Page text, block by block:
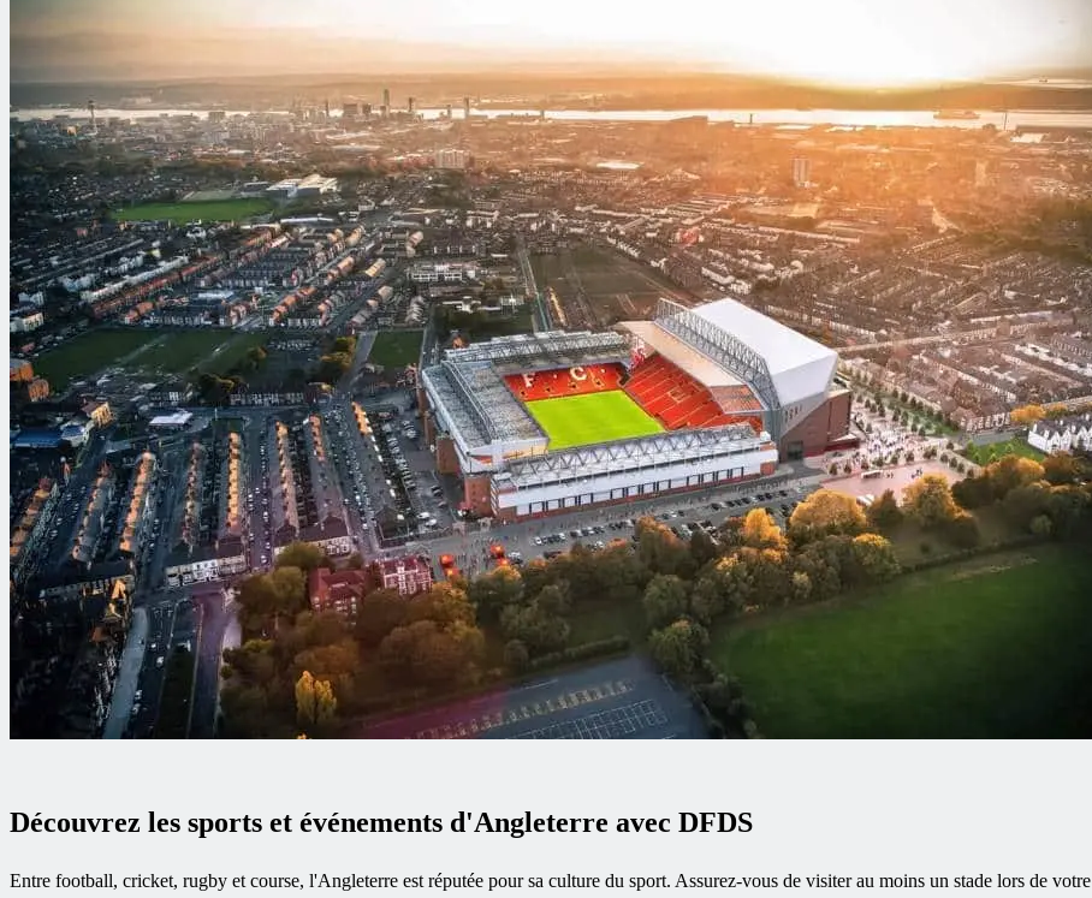
Découvrez les sports et événements d'Angleterre avec DFDS
Entre football, cricket, rugby et course, l'Angleterre est réputée pour sa culture du sport. Assurez-vous de visiter au moins un stade lors de votre